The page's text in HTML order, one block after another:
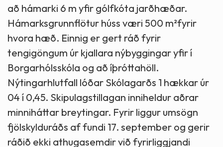
að hámarki 6 m yfir gólfkóta jarðhæðar.
Hámarksgrunnflötur húss væri 500 m²fyrir
hvora hæð. Einnig er gert ráð fyrir
tengigöngum úr kjallara nýbyggingar yfir í
Borgarhólsskóla og að íþróttahöll.
Nýtingarhlutfall lóðar Skólagarðs 1 hækkar úr
04 í 0,45. Skipulagstillagan inniheldur aðrar
minniháttar breytingar. Fyrir liggur umsögn
fjölskylduráðs af fundi 17. september og gerir
ráðið ekki athugasemdir við fyrirliggjandi